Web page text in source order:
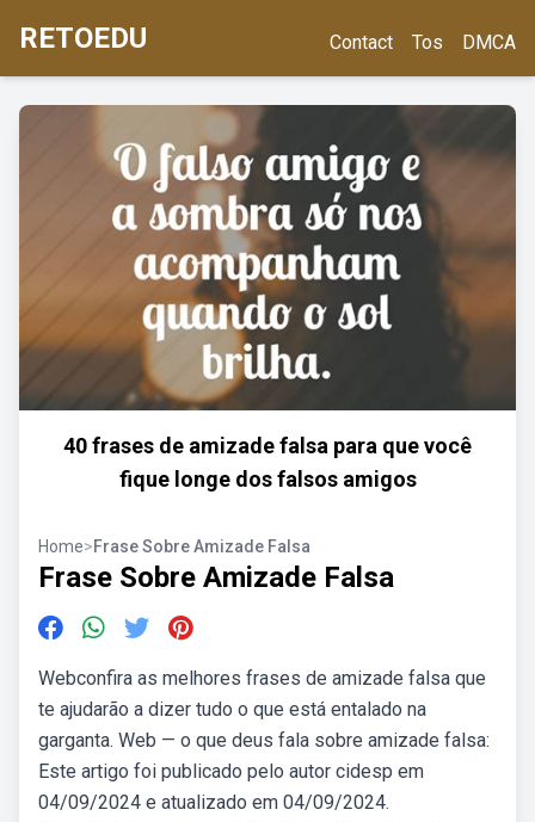
RETOEDU Contact Tos DMCA
40 frases de amizade falsa para que você
fique longe dos falsos amigos
Home>Frase Sobre Amizade Falsa
Frase Sobre Amizade Falsa
Webconfira as melhores frases de amizade falsa que
te ajudarão a dizer tudo o que está entalado na
garganta. Web — o que deus fala sobre amizade falsa:
Este artigo foi publicado pelo autor cidesp em
04/09/2024 e atualizado em 04/09/2024.